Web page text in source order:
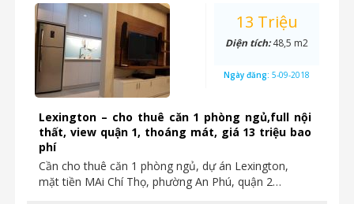
Lexington – cho thuê căn 1 phòng ngủ,full nội
thất, view quận 1, thoáng mát, giá 13 triệu bao
phí
Cần cho thuê căn 1 phòng ngủ, dự án Lexington,
mặt tiền MAi Chí Thọ, phường An Phú, quận 2…
13 Triệu
Diện tích:48,5 m2
Ngày đăng: 5-09-2018